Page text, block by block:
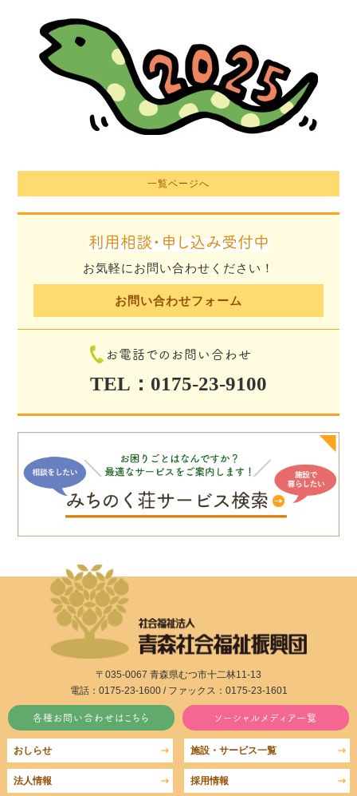
一覧ページへ
利用相談・申し込み受付中
お気軽にお問い合わせください！
お問い合わせフォーム
お電話でのお問い合わせ
TEL：0175-23-9100
〒035-0067 青森県むつ市十二林11-13
電話：0175-23-1600 / ファックス：0175-23-1601
各種お問い合わせはこちら ソーシャルメディア一覧
施設・サービス一覧
おしらせ
法人情報 採用情報